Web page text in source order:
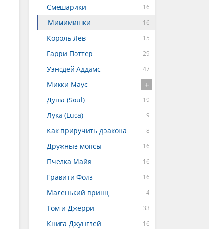
Смешарики
Мимимишки
Король Лев
Гарри Поттер
Уэнсдей Аддамс
Микки Маус
Душа (Soul)
Лука (Luca)
Как приручить дракона
Дружные мопсы
Пчелка Майя
Гравити Фолз
Маленький принц
Том и Джерри
Книга Джунглей